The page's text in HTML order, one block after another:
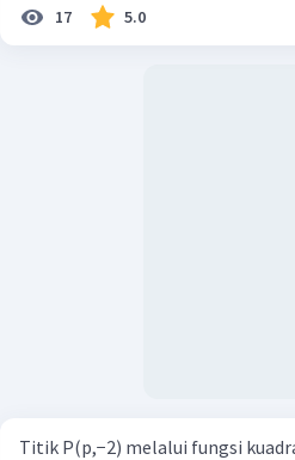
17 5.0
Titik P(p,−2) melalui fungsi